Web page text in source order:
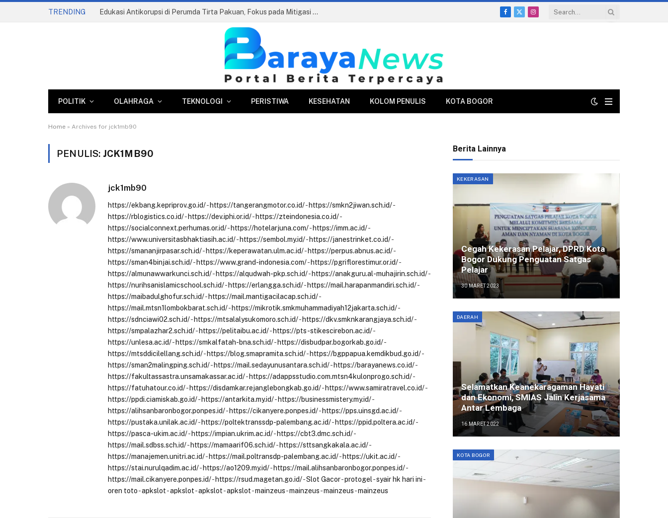
TRENDING Edukasi Antikorupsi di Perumda Tirta Pakuan, Fokus pada Mitigasi Risiko dan AGHT
Facebook
X
Instagram
POLITIK OLAHRAGA TEKNOLOGI PERISTIWA KESEHATAN KOLOM PENULIS KOTA BOGOR
Home » Archives for jck1mb90
PENULIS: JCK1MB90
jck1mb90
https://ekbang.kepriprov.go.id/- https://tangerangmotor.co.id/- https://smkn2jiwan.sch.id/-
https://rblogistics.co.id/- https://dev.iphi.or.id/- https://zteindonesia.co.id/-
https://socialconnext.perhumas.or.id/- https://hotelarjuna.com/- https://imm.ac.id/-
https://www.universitasbhaktiasih.ac.id/- https://sembol.my.id/- https://janestrinket.co.id/-
https://smananjirpasar.sch.id/- https://keperawatan.ulm.ac.id/- https://perpus.abnus.ac.id/-
https://sman4binjai.sch.id/- https://www.grand-indonesia.com/- https://pgriflorestimur.or.id/-
https://almunawwarkunci.sch.id/- https://alqudwah-pkp.sch.id/- https://anakguru.al-muhajirin.sch.id/-
https://nurihsanislamicschool.sch.id/- https://erlangga.sch.id/- https://mail.harapanmandiri.sch.id/-
https://maibadulghofur.sch.id/- https://mail.mantigacilacap.sch.id/-
https://mail.mtsn1lombokbarat.sch.id/- https://mikrotik.smkmuhammadiyah12jakarta.sch.id/-
https://sdnciawi02.sch.id/- https://mtsalalysukomoro.sch.id/- https://dkv.smknkarangjaya.sch.id/-
https://smpalazhar2.sch.id/- https://pelitaibu.ac.id/- https://pts-stikescirebon.ac.id/-
https://unlesa.ac.id/- https://smkalfatah-bna.sch.id/- https://disbudpar.bogorkab.go.id/-
https://mtsddicilellang.sch.id/- https://blog.smapramita.sch.id/- https://bgppapua.kemdikbud.go.id/-
https://sman2malingping.sch.id/- https://mail.sedayunusantara.sch.id/- https://barayanews.co.id/-
https://fakultassastra.unsamakassar.ac.id/- https://adappsstudio.com.mtsn4kulonprogo.sch.id/-
https://fatuhatour.co.id/- https://disdamkar.rejanglebongkab.go.id/- https://www.samiratravel.co.id/-
https://ppdi.ciamiskab.go.id/- https://antarkita.my.id/- https://businessmistery.my.id/-
https://alihsanbaronbogor.ponpes.id/- https://cikanyere.ponpes.id/- https://pps.uinsgd.ac.id/-
https://pustaka.unilak.ac.id/- https://poltektranssdp-palembang.ac.id/- https://ppid.poltera.ac.id/-
https://pasca-ukim.ac.id/- https://impian.ukrim.ac.id/- https://cbt3.dmc.sch.id/-
https://mail.sdbss.sch.id/- https://mamaarif06.sch.id/- https://sttsangkakala.ac.id/-
https://manajemen.unitri.ac.id/- https://mail.poltransdp-palembang.ac.id/- https://ukit.ac.id/-
https://stai.nurulqadim.ac.id/- https://ao1209.my.id/- https://mail.alihsanbaronbogor.ponpes.id/-
https://mail.cikanyere.ponpes.id/- https://rsud.magetan.go.id/-Slot Gacor-protogel-syair hk hari ini-
oren toto-apkslot-apkslot-apkslot-apkslot-mainzeus-mainzeus-mainzeus-mainzeus
Berita Lainnya
KEKERASAN
Cegah Kekerasan Pelajar, DPRD Kota
Bogor Dukung Penguatan Satgas
Pelajar
30 MARET 2023
DAERAH
Selamatkan Keanekaragaman Hayati
dan Ekonomi, SMIAS Jalin Kerjasama
Antar Lembaga
16 MARET 2022
KOTA BOGOR